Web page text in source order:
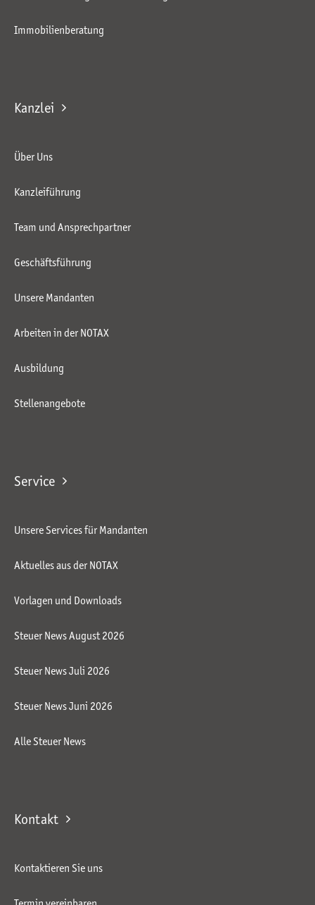
Immobilienberatung
Kanzlei
Über Uns
Kanzleiführung
Team und Ansprechpartner
Geschäftsführung
Unsere Mandanten
Arbeiten in der NOTAX
Ausbildung
Stellenangebote
Service
Unsere Services für Mandanten
Aktuelles aus der NOTAX
Vorlagen und Downloads
Steuer News August 2026
Steuer News Juli 2026
Steuer News Juni 2026
Alle Steuer News
Kontakt
Kontaktieren Sie uns